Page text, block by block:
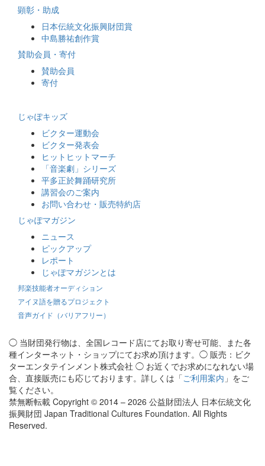
顕彰・助成
日本伝統文化振興財団賞
中島勝祐創作賞
賛助会員・寄付
賛助会員
寄付
じゃぽキッズ
ビクター運動会
ビクター発表会
ヒットヒットマーチ
「音楽劇」シリーズ
平多正於舞踊研究所
講習会のご案内
お問い合わせ・販売特約店
じゃぽマガジン
ニュース
ピックアップ
レポート
じゃぽマガジンとは
邦楽技能者オーディション
アイヌ語を贈るプロジェクト
音声ガイド（バリアフリー）
◯ 当財団発行物は、全国レコード店にてお取り寄せ可能、また各
種インターネット・ショップにてお求め頂けます。◯ 販売：ビク
ターエンタテインメント株式会社 ◯ お近くでお求めになれない場
合、直接販売にも応じております。詳しくは「ご利用案内 」をご
覧ください。
禁無断転載 Copyright © 2014 – 2026 公益財団法人 日本伝統文化
振興財団 Japan Traditional Cultures Foundation. All Rights
Reserved.